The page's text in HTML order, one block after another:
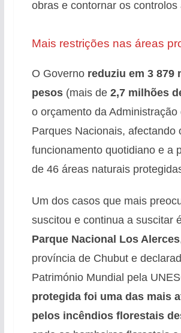
obras e contornar os controlos
Mais restrições nas áreas
O Governo reduziu em 3 879
pesos(mais de 2,7 milhões
o orçamento da Administração
Parques Nacionais, afectando
funcionamento quotidiano e a
de 46 áreas naturais
Um dos casos que mais
suscitou e continua a suscitar
Parque Nacional Los Alerces
província de Chubut e
Património Mundial pela
protegida foi uma das mais
pelos incêndios florestais